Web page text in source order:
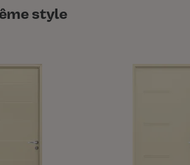
style